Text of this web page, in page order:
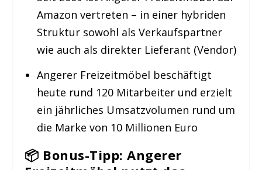
Amazon vertreten – in einer hybriden
Struktur sowohl als Verkaufspartner
wie auch als direkter Lieferant (Vendor)
Angerer Freizeitmöbel beschäftigt
heute rund 120 Mitarbeiter und erzielt
ein jährliches Umsatzvolumen rund um
die Marke von 10 Millionen Euro
📦 Bonus-Tipp: Angerer